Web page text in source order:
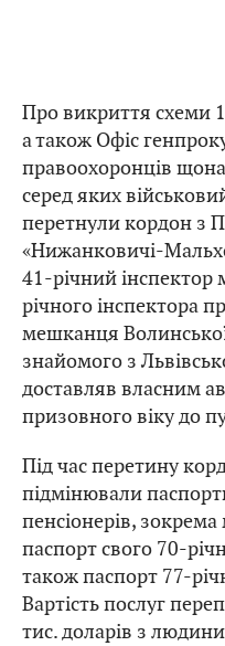
Про викриття схеми
а також Офіс
правоохоронців
серед яких
перетнули кордон з
«Нижанковичі-
41-річний
річного інспектора
мешканця
знайомого з
доставляв власним
призовного віку до
Під час перетину
підмінювали
пенсіонерів,
паспорт свого 70-
також паспорт 77-
Вартість послуг
тис. доларів з